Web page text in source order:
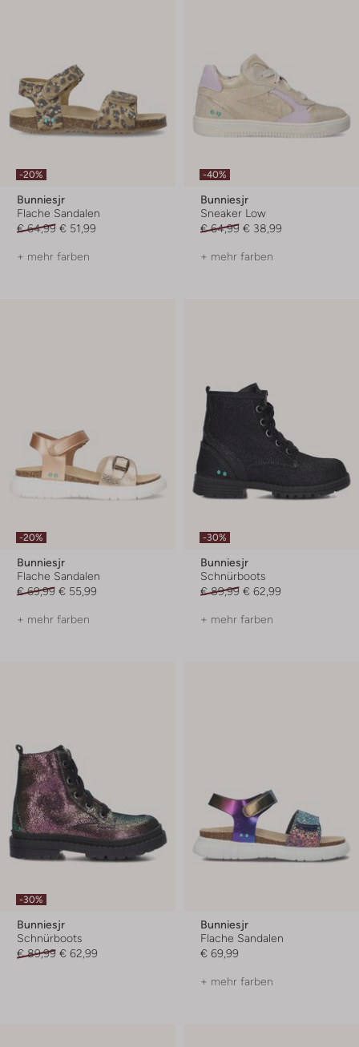
-20%
Bunniesjr
Flache Sandalen
€ 64,99 € 51,99
+ mehr farben
-40%
Bunniesjr
Sneaker Low
€ 64,99 € 38,99
+ mehr farben
-20%
Bunniesjr
Flache Sandalen
€ 69,99 € 55,99
+ mehr farben
-30%
Bunniesjr
Schnürboots
€ 89,99 € 62,99
+ mehr farben
-30%
Bunniesjr
Schnürboots
€ 89,99 € 62,99
Bunniesjr
Flache Sandalen
€ 69,99
+ mehr farben